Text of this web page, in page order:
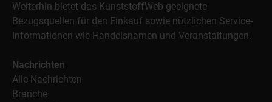
Weiterhin bietet das KunststoffWeb geeignete
Bezugsquellen für den Einkauf sowie nützlichen Service-
Informationen wie Handelsnamen und Veranstaltungen.
Nachrichten
Alle Nachrichten
Branche